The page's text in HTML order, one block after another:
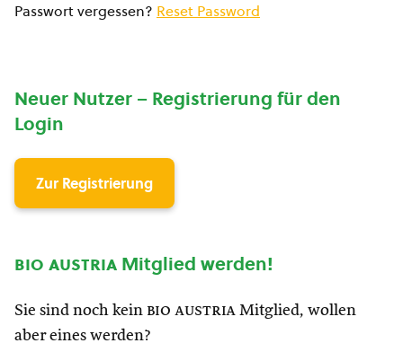
Passwort vergessen? Reset Password
Neuer Nutzer – Registrierung für den
Login
Zur Registrierung
bio austria Mitglied werden!
Sie sind noch kein bio austria Mitglied, wollen
aber eines werden?